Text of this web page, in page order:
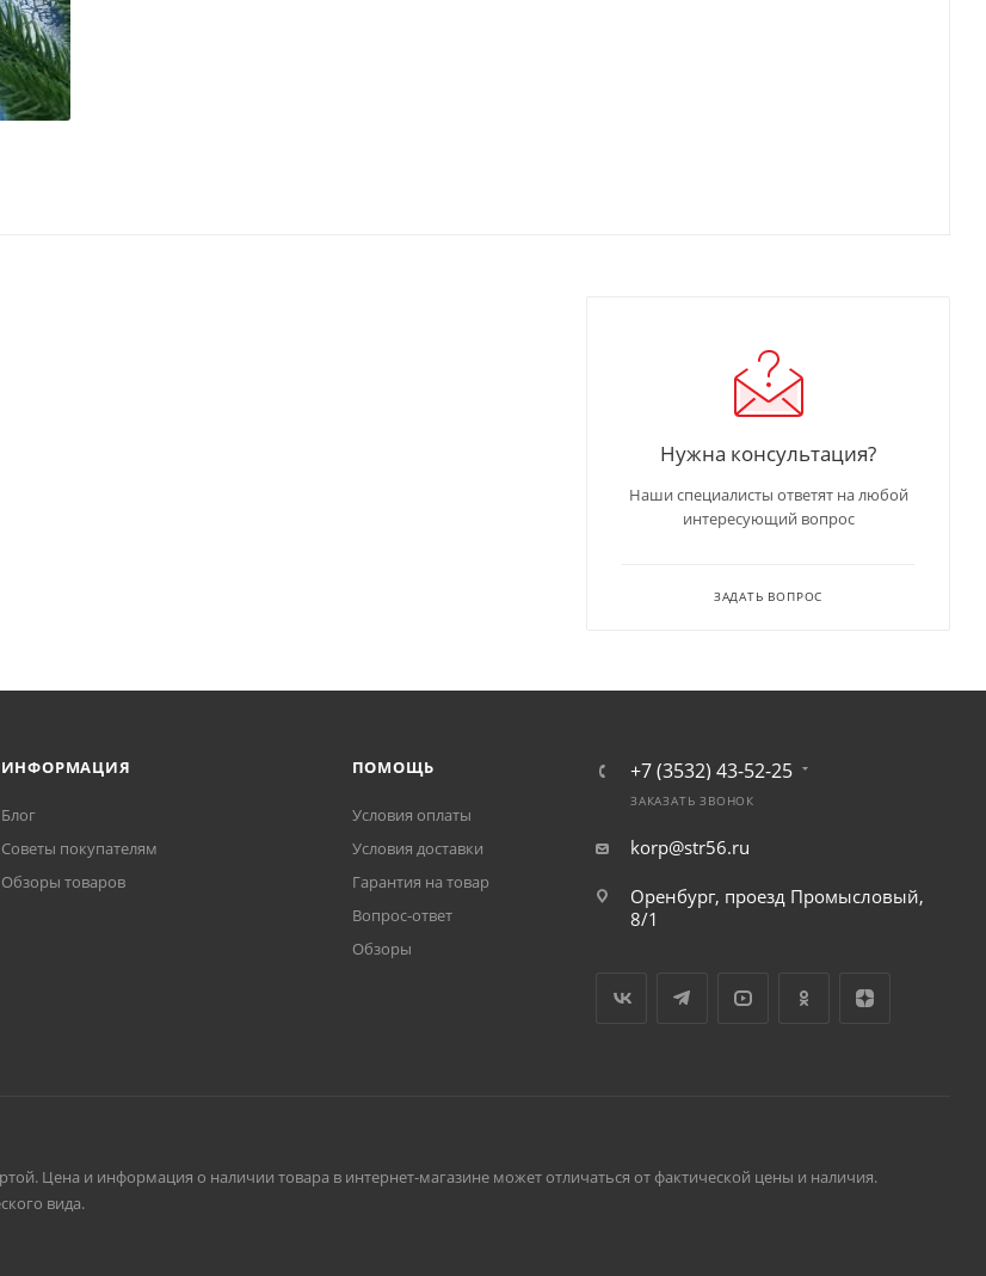
Нужна консультация?
Наши специалисты ответят на любой
интересующий вопрос
ЗАДАТЬ ВОПРОС
ИНФОРМАЦИЯ
Блог
Советы покупателям
Обзоры товаров
ПОМОЩЬ
Условия оплаты
Условия доставки
Гарантия на товар
Вопрос-ответ
Обзоры
+7 (3532) 43-52-25
ЗАКАЗАТЬ ЗВОНОК
korp@str56.ru
Оренбург, проезд Промысловый,
8/1
Цена и информация о наличии товара в интернет-магазине может отличаться от фактической цены и наличия.
вида.